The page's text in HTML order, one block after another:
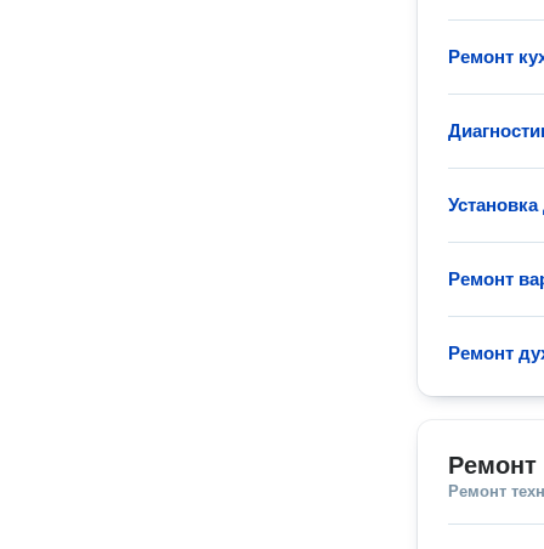
Ремонт
Ремонт
Ремонт
Ремонт
Ремонт